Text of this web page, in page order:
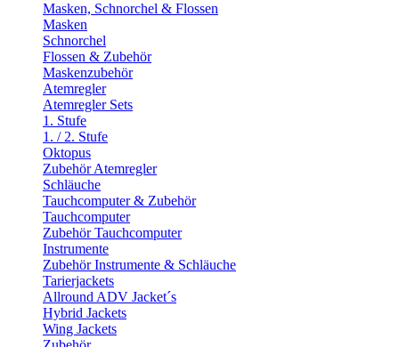
Masken, Schnorchel & Flossen
Masken
Schnorchel
Flossen & Zubehör
Maskenzubehör
Atemregler
Atemregler Sets
1. Stufe
1. / 2. Stufe
Oktopus
Zubehör Atemregler
Schläuche
Tauchcomputer & Zubehör
Tauchcomputer
Zubehör Tauchcomputer
Instrumente
Zubehör Instrumente & Schläuche
Tarierjackets
Allround ADV Jacket´s
Hybrid Jackets
Wing Jackets